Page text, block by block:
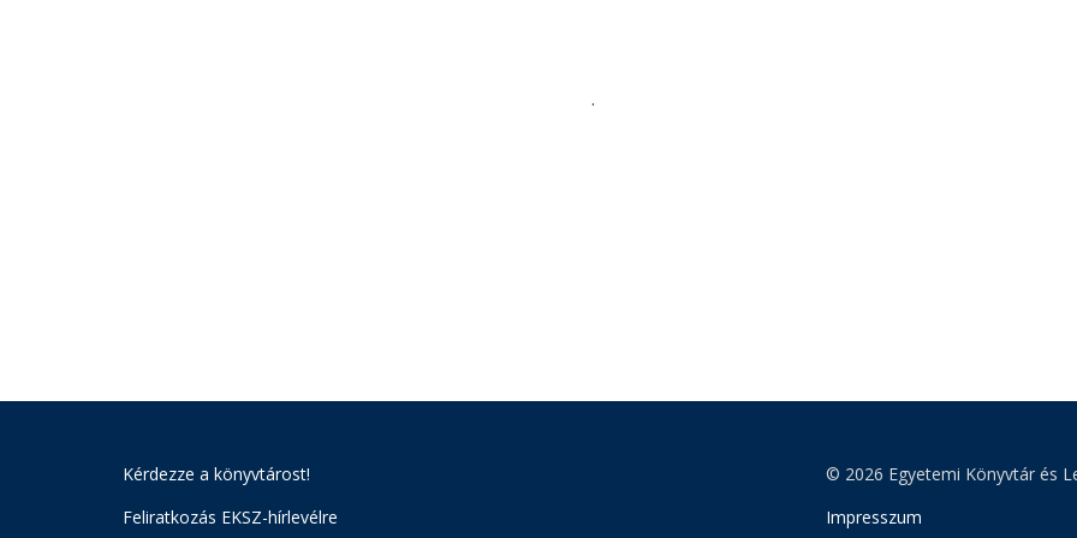
.
Kérdezze a könyvtárost!
Feliratkozás EKSZ-hírlevélre
© 2026 Egyetemi Könyvtár és
Impresszum